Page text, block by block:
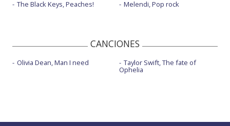
The Black Keys, Peaches!
Melendi, Pop rock
CANCIONES
Olivia Dean, Man I need Taylor Swift, The fate of
Ophelia